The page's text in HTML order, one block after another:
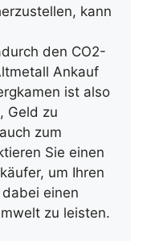
kann
den CO2-
Ankauf
ist also
Geld zu
zum
Sie einen
, um Ihren
einen
zu leisten.